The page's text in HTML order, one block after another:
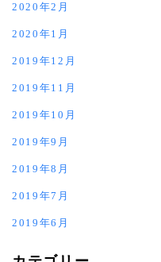
2020年2月
2020年1月
2019年12月
2019年11月
2019年10月
2019年9月
2019年8月
2019年7月
2019年6月